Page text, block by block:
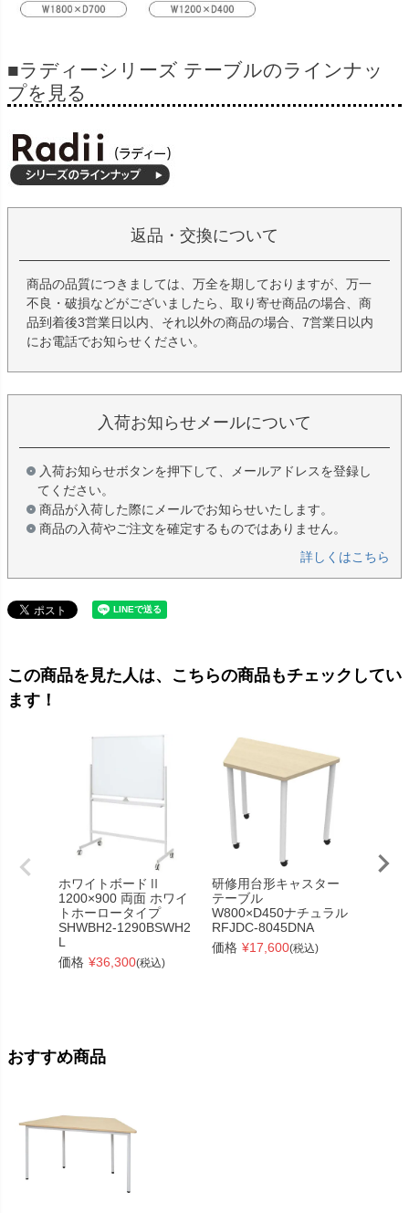
■ラディーシリーズ テーブルのラインナッ
プを見る
返品・交換について
商品の品質につきましては、万全を期しておりますが、万一
不良・破損などがございましたら、取り寄せ商品の場合、商
品到着後3営業日以内、それ以外の商品の場合、7営業日以内
にお電話でお知らせください。
入荷お知らせメールについて
入荷お知らせボタンを押下して、メールアドレスを登録し
てください。
商品が入荷した際にメールでお知らせいたします。
商品の入荷やご注文を確定するものではありません。
詳しくはこちら
この商品を見た人は、こちらの商品もチェックしてい
ます！
ホワイトボードⅡ
1200×900 両面 ホワイ
トホーロータイプ
SHWBH2-1290BSWH2
L
価格 ¥36,300(税込)
研修用台形キャスター
テーブル
W800×D450ナチュラル
RFJDC-8045DNA
価格 ¥17,600(税込)
おすすめ商品